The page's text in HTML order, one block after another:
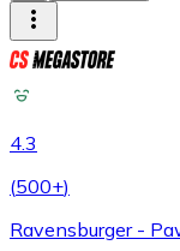
4.3
(500+)
Ravensburger -